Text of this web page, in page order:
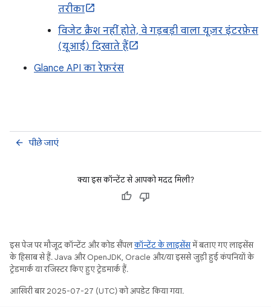
तरीका
विजेट क्रैश नहीं होते, वे गड़बड़ी वाला यूज़र इंटरफ़ेस
(यूआई) दिखाते हैं
Glance API का रेफ़रंस
पीछे जाएं
arrow_back
क्या इस कॉन्टेंट से आपको मदद मिली?
इस पेज पर मौजूद कॉन्टेंट और कोड सैंपलकॉन्टेंट के लाइसेंसमें बताए गए लाइसेंस
के हिसाब से हैं. Java और OpenJDK, Oracle और/या इससे जुड़ी हुई कंपनियों के
ट्रेडमार्क या रजिस्टर किए हुए ट्रेडमार्क हैं.
आखिरी बार 2025-07-27 (UTC) को अपडेट किया गया.